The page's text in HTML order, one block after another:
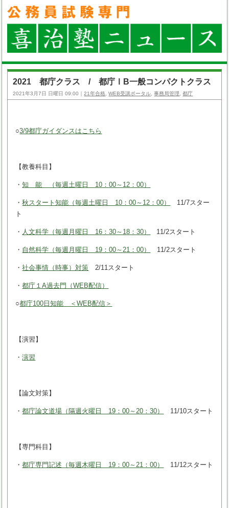
2021 都庁クラス / 都庁ⅠB一般コンパクトクラス
2021年3月7日 日曜日 09:00｜21年合格,WEB受講ポータル,事務局管理,都庁
○3/9都庁ガイダンスはこちら
【教養科目】
・知 能 （毎週土曜日 10：00～12：00）
・秋スタート知能（毎週土曜日 10：00～12：00）
11/7スター
ト
・ 人文科学（毎週月曜日 16：30～18：30） 11/2スタート
・ 自然科学（毎週月曜日 19：00～21：00） 11/2スタート
・社会事情（時事）対策 2/11スタート
・都庁１A過去門（WEB配信）
○都庁100日知能 ＜WEB配信＞
【演習】
・演習
【論文対策】
・都庁論文道場（隔週火曜日 19：00～20：30） 11/10スタート
【専門科目】
・都庁専門記述（毎週木曜日 19：00～21：00） 11/12スタート